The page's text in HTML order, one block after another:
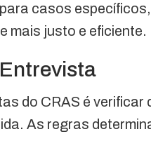
casos
mais justo e eficiente.
do CRAS é
As regras